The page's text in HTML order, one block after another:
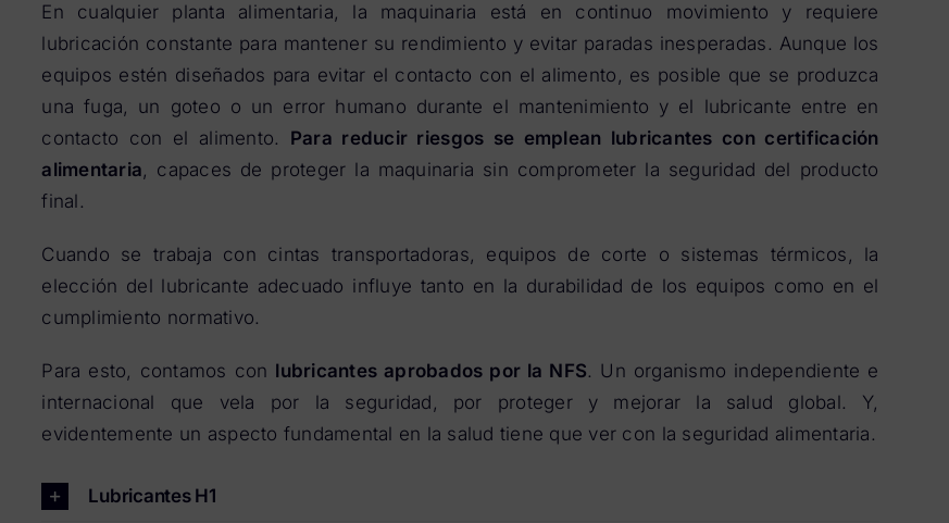
En cualquier planta alimentaria, la maquinaria está en continuo movimiento y requiere
lubricación constante para mantener su rendimiento y evitar paradas inesperadas. Aunque los
equipos estén diseñados para evitar el contacto con el alimento, es posible que se produzca
una fuga, un goteo o un error humano durante el mantenimiento y el lubricante entre en
contacto con el alimento. Para reducir riesgos se emplean lubricantes con certificación
alimentaria, capaces de proteger la maquinaria sin comprometer la seguridad del producto
final.
Cuando se trabaja con cintas transportadoras, equipos de corte o sistemas térmicos, la
elección del lubricante adecuado influye tanto en la durabilidad de los equipos como en el
cumplimiento normativo.
Para esto, contamos con lubricantes aprobados por la NFS. Un organismo independiente e
internacional que vela por la seguridad, por proteger y mejorar la salud global. Y,
evidentemente un aspecto fundamental en la salud tiene que ver con la seguridad alimentaria.
Lubricantes H1